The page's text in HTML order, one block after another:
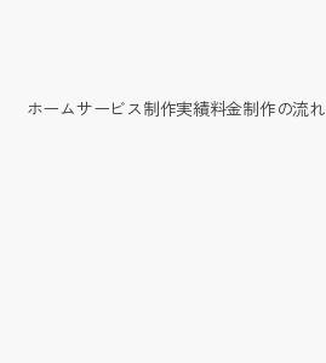
ホームサービス制作実績料金制作の流れ